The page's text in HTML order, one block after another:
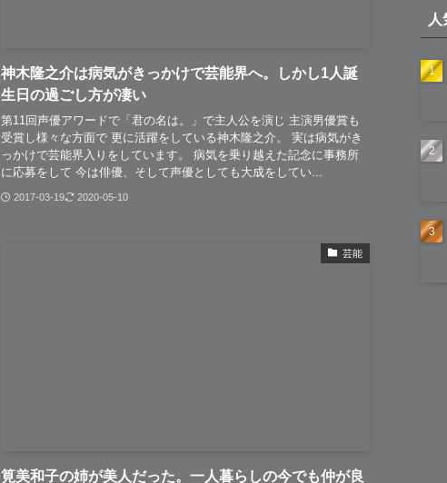
神木隆之介は病気がきっかけで芸能界へ。しかし1人誕
生日の過ごし方が凄い
第11回声優アワードで「君の名は。」で主人公を演じ 主演男優賞も
受賞し様々な方面で 更に活躍をしている神木隆之介。 実は病気がき
っかけで芸能界入りをしています。 病気を乗り越えた記念に事務所
に応募をして 今は俳優、そして声優としても大成をしてい...
2017-03-19 2020-05-10
芸能
筧美和子の姉が美人だった。一人暮らしの今でも仲が良
ブ